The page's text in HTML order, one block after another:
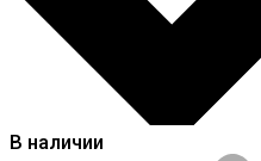
В наличии